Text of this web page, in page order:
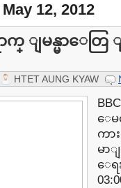
12, 2012
က္ ျမန္မာေတြ
HTET AUNG KYAW
ေမ
ကာ
မာ
ေရ